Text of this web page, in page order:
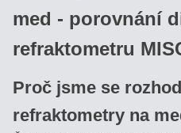
med - porovnání
refraktometru
Proč jsme se
refraktometry na
nás
zakoupíte
kovové
refraktometry